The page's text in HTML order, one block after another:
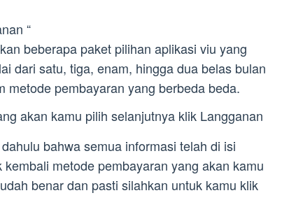
“
beberapa paket pilihan aplikasi viu yang
dari satu, tiga, enam, hingga dua belas bulan
metode pembayaran yang berbeda beda.
akan kamu pilih selanjutnya klik Langganan
bahwa semua informasi telah di isi
metode pembayaran yang akan kamu
benar dan pasti silahkan untuk kamu klik